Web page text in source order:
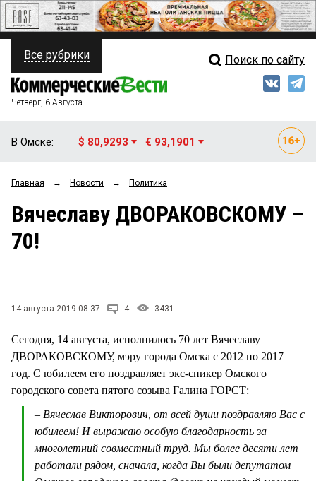
ПОЛИТИКА
ФИНАНСЫ
ОБЩЕСТВО
ЗАКОН
СТИЛЬ ЖИЗНИ
Свежий выпуск
Рейтинги
Все рубрики Поиск по сайту
Четверг, 6 Августа
В Омске: $ 80,9293 € 93,1901
Главная → Новости → Политика
Вячеславу ДВОРАКОВСКОМУ –
70!
14 августа 2019 08:37 4 3431
Сегодня, 14 августа, исполнилось 70 лет Вячеславу
ДВОРАКОВСКОМУ, мэру города Омска с 2012 по 2017
год. С юбилеем его поздравляет экс-спикер Омского
городского совета пятого созыва Галина ГОРСТ:
– Вячеслав Викторович, от всей души поздравляю Вас с
юбилеем! И выражаю особую благодарность за
многолетний совместный труд. Мы более десяти лет
работали рядом, сначала, когда Вы были депутатом